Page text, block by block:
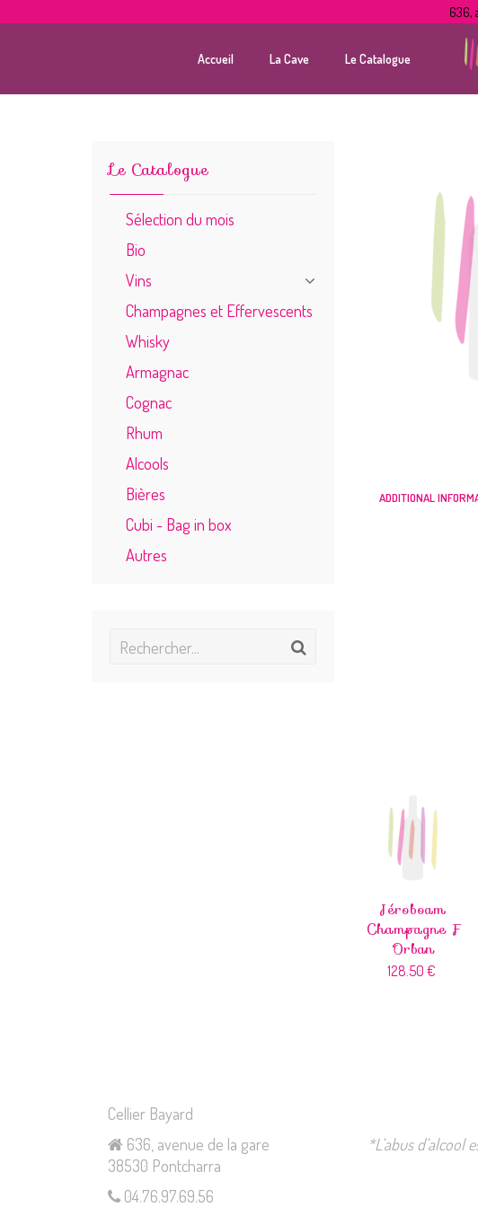
636,
Accueil La Cave Le Catalogue
ADDITIONAL
Jéroboam
Champagne F
Orban
128.50 €
Le Catalogue
Sélection du mois
Bio
Vins
Champagnes et Effervescents
Whisky
Armagnac
Cognac
Rhum
Alcools
Bières
Cubi - Bag in box
Autres
Cellier Bayard
636, avenue de la gare
38530 Pontcharra
04.76.97.69.56
*L’abus